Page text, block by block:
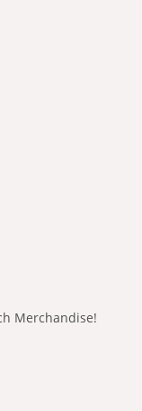
Merchandise!